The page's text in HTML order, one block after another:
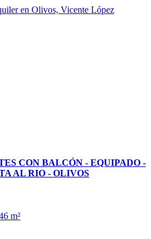
CON BALCÓN - EQUIPADO -
AL RIO - OLIVOS
m²